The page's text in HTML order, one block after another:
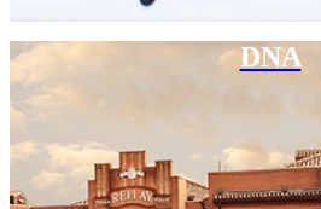
DNA